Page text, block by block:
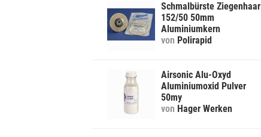
Schmalbürste Ziegenhaar
152/50 50mm
Aluminiumkern
von Polirapid
Airsonic Alu-Oxyd
Aluminiumoxid Pulver
50my
von Hager Werken